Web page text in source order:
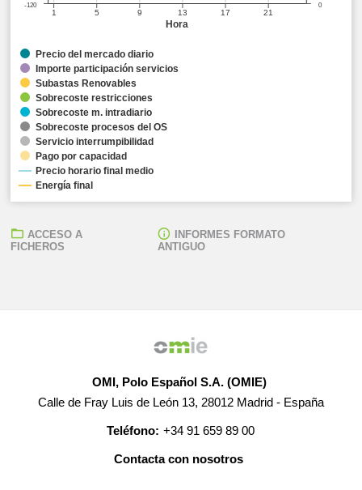
Hora
1 5 9 13 17 21
0
-120
Precio del mercado diario
Importe participación servicios
Subastas Renovables
Sobrecoste restricciones
Sobrecoste m. intradiario
Sobrecoste procesos del OS
Servicio interrumpibilidad
Pago por capacidad
Precio horario final medio
Energía final
ACCESO A
FICHEROS
INFORMES FORMATO
ANTIGUO
OMI, Polo Español S.A. (OMIE)
Calle de Fray Luis de León 13, 28012 Madrid - España
Teléfono: +34 91 659 89 00
Contacta con nosotros